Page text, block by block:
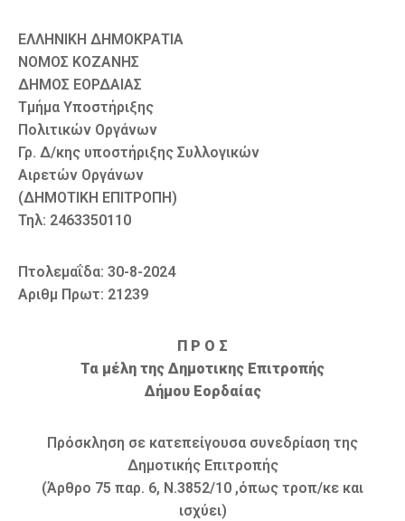
ΕΛΛΗΝΙΚΗ ΔΗΜΟΚΡΑΤΙΑ
ΝΟΜΟΣ ΚΟΖΑΝΗΣ
ΔΗΜΟΣ ΕΟΡΔΑΙΑΣ
Τμήμα Υποστήριξης
Πολιτικών Οργάνων
Γρ. Δ/κης υποστήριξης Συλλογικών
Αιρετών Οργάνων
(ΔΗΜΟΤΙΚΗ ΕΠΙΤΡΟΠΗ)
Τηλ: 2463350110
Πτολεμαΐδα: 30-8-2024
Αριθμ Πρωτ: 21239
Π Ρ Ο Σ
Τα μέλη της Δημοτικης Επιτροπής
Δήμου Εορδαίας
Πρόσκληση σε κατεπείγουσα συνεδρίαση της
Δημοτικής Επιτροπής
(Άρθρο 75 παρ. 6, Ν.3852/10 ,όπως τροπ/κε και
ισχύει)